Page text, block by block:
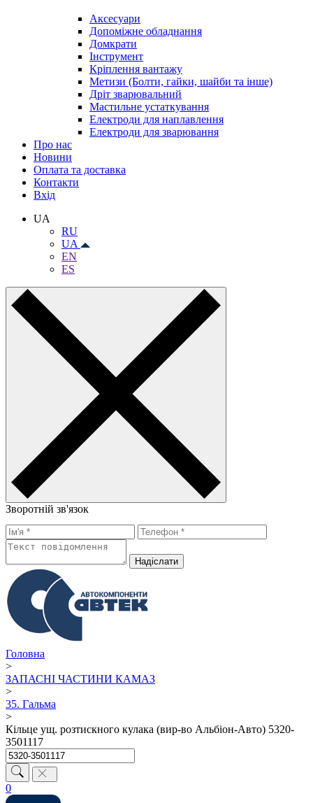
Аксесуари
Допоміжне обладнання
Домкрати
Інструмент
Кріплення вантажу
Метизи (Болти, гайки, шайби та інше)
Дріт зварювальний
Мастильне устаткування
Електроди для наплавлення
Електроди для зварювання
Про нас
Новини
Оплата та доставка
Контакти
Вхiд
UA
RU
UA
EN
ES
Зворотній зв'язок
Надiслати
Головна
>
ЗАПАСНІ ЧАСТИНИ КАМАЗ
>
35. Гальма
>
Кільце ущ. розтискного кулака (вир-во Альбіон-Авто) 5320-
3501117
0